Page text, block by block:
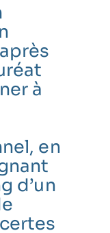
à
en
d’un